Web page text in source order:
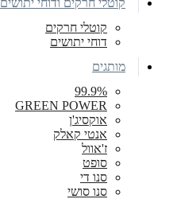
קוטלי חרקים
דוחי יתושים
מותגים
99.9%
GREEN POWER
אוקסיג'ן
אנטי קאלק
ז'אוול
סופט
סנו די
סנו סושי